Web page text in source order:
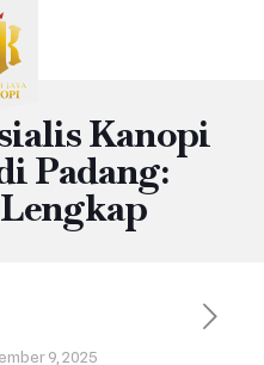
Kanopi
Padang:
9, 2025